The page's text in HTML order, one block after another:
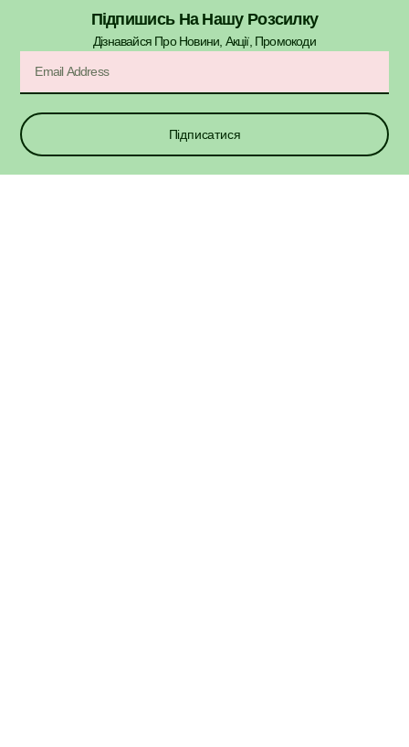
Підпишись На Нашу Розсилку
Дізнавайся Про Новини, Акції, Промокоди​
Підписатися